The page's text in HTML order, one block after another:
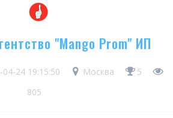
"Mango Prom" ИП
04-24 19:15:50 Москва
5
805